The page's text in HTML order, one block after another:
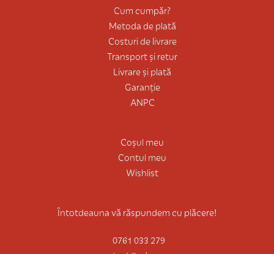
Cum cumpăr?
Metoda de plată
Costuri de livrare
Transport și retur
Livrare și plată
Garanție
ANPC
Coșul meu
Contul meu
Wishlist
Întotdeauna vă răspundem cu plăcere!
0761 033 279